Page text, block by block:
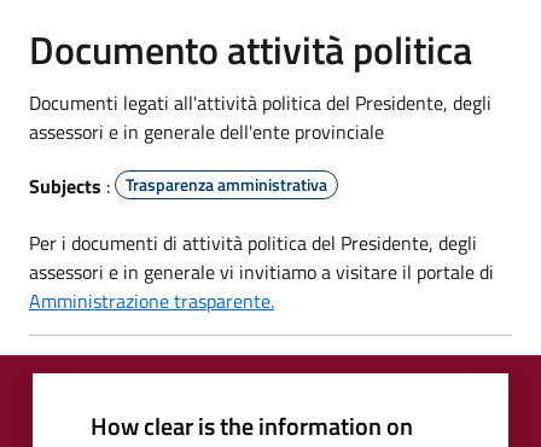
Documento attività politica
Documenti legati all'attività politica del Presidente, degli
assessori e in generale dell'ente provinciale
Subjects : Trasparenza amministrativa
Per i documenti di attività politica del Presidente, degli
assessori e in generale vi invitiamo a visitare il portale di
Amministrazione trasparente.
How clear is the information on